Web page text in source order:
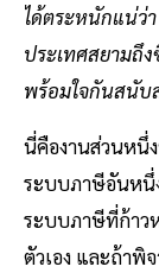
ได้ตระหนักแน่ว่
ประเทศสยามถึ
พร้อมใจกันสนับ
นี่คืองานส่วนหนึ่
ระบบภาษีอันหนึ่
ระบบภาษีที่ก้าว
ตัวเอง และถ้าพิ